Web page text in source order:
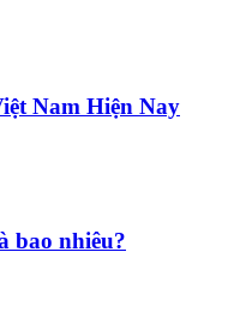
Nam Hiện Nay
bao nhiêu?